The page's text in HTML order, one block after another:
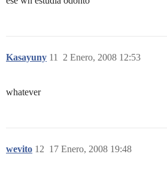
Kasayuny 2 Enero, 2008 12:53
11
whatever
wevito 17 Enero, 2008 19:48
12